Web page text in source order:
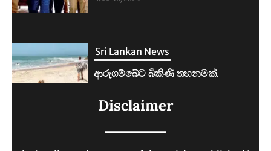
MAY 30, 2025
Sri Lankan News
ඉහළට.
Disclaimer